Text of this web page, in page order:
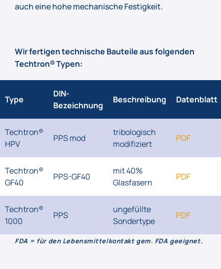
auch eine hohe mechanische Festigkeit.
Wir fertigen technische Bauteile aus folgenden
Techtron® Typen:
Type
DIN-
Bezeichnung
Beschreibung Datenblatt
Techtron®
HPV
PPS mod
tribologisch
modifiziert
PDF
Techtron®
GF40
PPS-GF40
mit 40%
Glasfasern
PDF
Techtron®
1000
PPS
ungefüllte
Sondertype
PDF
FDA = für den Lebensmittelkontakt gem. FDA geeignet.